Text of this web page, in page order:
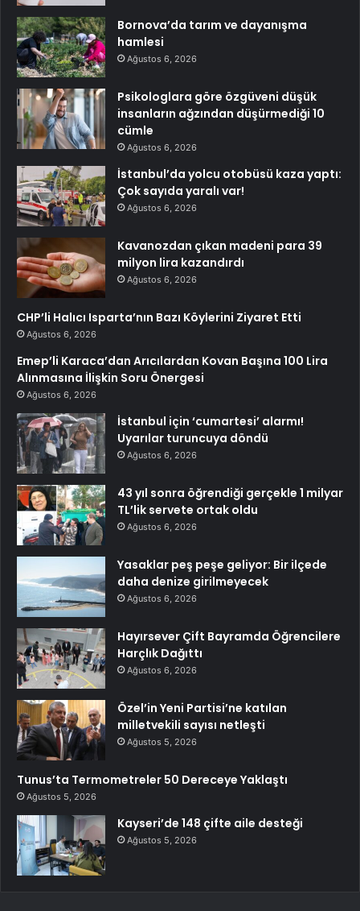
Bornova’da tarım ve dayanışma
hamlesi
Ağustos 6, 2026
Psikologlara göre özgüveni düşük
insanların ağzından düşürmediği 10
cümle
Ağustos 6, 2026
İstanbul’da yolcu otobüsü kaza yaptı:
Çok sayıda yaralı var!
Ağustos 6, 2026
Kavanozdan çıkan madeni para 39
milyon lira kazandırdı
Ağustos 6, 2026
CHP’li Halıcı Isparta’nın Bazı Köylerini Ziyaret Etti
Ağustos 6, 2026
Emep’li Karaca’dan Arıcılardan Kovan Başına 100 Lira
Alınmasına İlişkin Soru Önergesi
Ağustos 6, 2026
İstanbul için ‘cumartesi’ alarmı!
Uyarılar turuncuya döndü
Ağustos 6, 2026
43 yıl sonra öğrendiği gerçekle 1 milyar
TL’lik servete ortak oldu
Ağustos 6, 2026
Yasaklar peş peşe geliyor: Bir ilçede
daha denize girilmeyecek
Ağustos 6, 2026
Hayırsever Çift Bayramda Öğrencilere
Harçlık Dağıttı
Ağustos 6, 2026
Özel’in Yeni Partisi’ne katılan
milletvekili sayısı netleşti
Ağustos 5, 2026
Tunus’ta Termometreler 50 Dereceye Yaklaştı
Ağustos 5, 2026
Kayseri’de 148 çifte aile desteği
Ağustos 5, 2026